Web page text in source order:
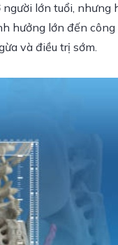
lớn tuổi, nhưng
hưởng lớn đến công
và điều trị sớm.